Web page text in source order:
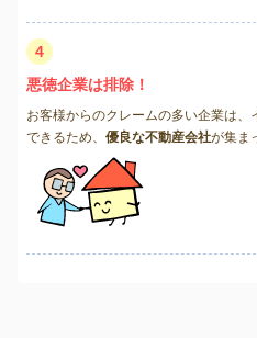
4
悪徳企業は排除！
お客様からのクレームの多い企業は
できるため、 優良な不動産会社が集ま